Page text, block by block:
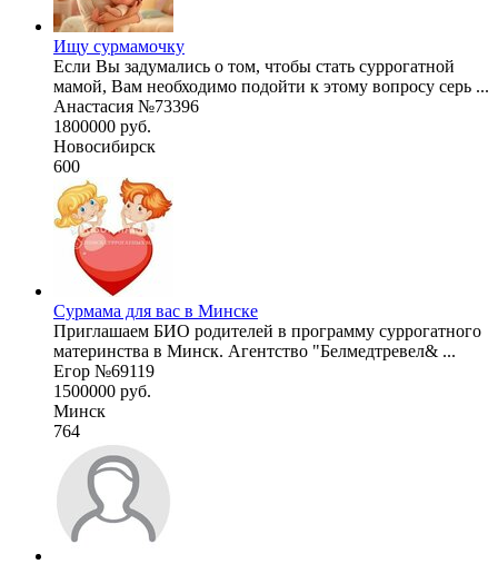
Ищу сурмамочку
Если Вы задумались о том, чтобы стать суррогатной
мамой, Вам необходимо подойти к этому вопросу серь ...
Анастасия №73396
1800000 руб.
Новосибирск
600
Сурмама для вас в Минске
Приглашаем БИО родителей в программу суррогатного
материнства в Минск. Агентство "Белмедтревел& ...
Егор №69119
1500000 руб.
Минск
764